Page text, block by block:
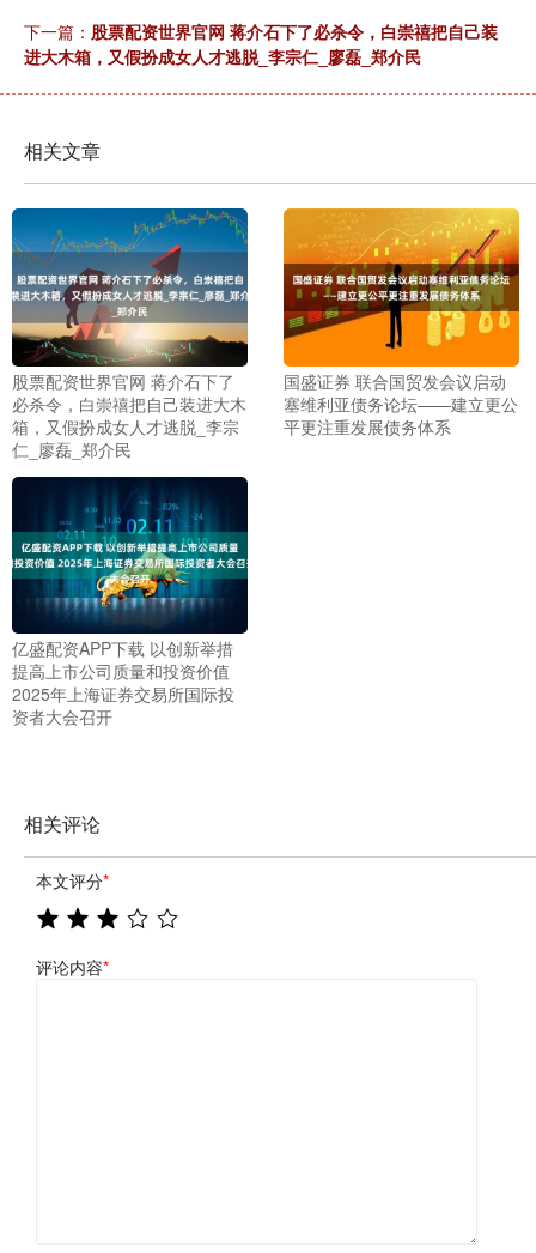
下一篇： 股票配资世界官网 蒋介石下了必杀令，白崇禧把自己装
进大木箱，又假扮成女人才逃脱_李宗仁_廖磊_郑介民
相关文章
股票配资世界官网 蒋介石下了
必杀令，白崇禧把自己装进大木
箱，又假扮成女人才逃脱_李宗
仁_廖磊_郑介民
国盛证券 联合国贸发会议启动
塞维利亚债务论坛——建立更公
平更注重发展债务体系
亿盛配资APP下载 以创新举措
提高上市公司质量和投资价值
2025年上海证券交易所国际投
资者大会召开
相关评论
本文评分*
评论内容*